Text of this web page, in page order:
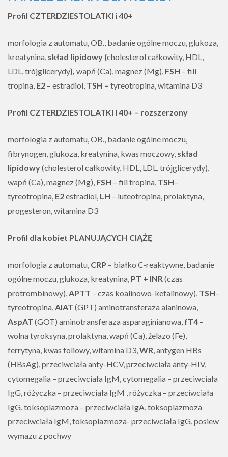
Profil CZTERDZIESTOLATKI i 40+
morfologia z automatu, OB., badanie ogólne moczu, glukoza,
kreatynina, skład lipidowy (cholesterol całkowity, HDL,
LDL, trójglicerydy), wapń (Ca), magnez (Mg), FSH – fili
tropina, E2 – estradiol, TSH – tyreotropina, witamina D3
Profil CZTERDZIESTOLATKI i 40+ – rozszerzony
morfologia z automatu, OB., badanie ogólne moczu,
fibrynogen, glukoza, kreatynina, kwas moczowy, skład
lipidowy(cholesterol całkowity, HDL, LDL, trójglicerydy),
wapń (Ca), magnez (Mg), FSH – fili tropina, TSH–
tyreotropina, E2estradiol, LH – luteotropina, prolaktyna,
progesteron, witamina D3
Profil dla kobiet PLANUJĄCYCH CIĄŻĘ
morfologia z automatu, CRP – białko C-reaktywne, badanie
ogólne moczu, glukoza, kreatynina, PT + INR (czas
protrombinowy),APTT – czas koalinowo-kefalinowy), TSH–
tyreotropina,AlAT (GPT) aminotransferaza alaninowa,
AspAT (GOT) aminotransferaza asparaginianowa, fT4 –
wolna tyroksyna, prolaktyna, wapń (Ca), żelazo (Fe),
ferrytyna, kwas foliowy, witamina D3,WR, antygen HBs
(HBsAg), przeciwciała anty-HCV, przeciwciała anty-HIV,
cytomegalia – przeciwciała IgM, cytomegalia – przeciwciała
IgG, różyczka – przeciwciała IgM , różyczka – przeciwciała
IgG, toksoplazmoza – przeciwciała IgA, toksoplazmoza
przeciwciała IgM, toksoplazmoza- przeciwciała IgG, posiew
wymazu z pochwy